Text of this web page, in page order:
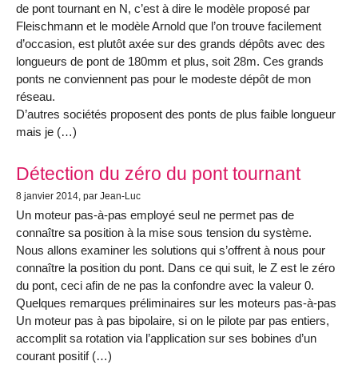
de pont tournant en N, c’est à dire le modèle proposé par
Fleischmann et le modèle Arnold que l’on trouve facilement
d’occasion, est plutôt axée sur des grands dépôts avec des
longueurs de pont de 180mm et plus, soit 28m. Ces grands
ponts ne conviennent pas pour le modeste dépôt de mon
réseau.
D’autres sociétés proposent des ponts de plus faible longueur
mais je (…)
Détection du zéro du pont tournant
8 janvier 2014 , par Jean-Luc
Un moteur pas-à-pas employé seul ne permet pas de
connaître sa position à la mise sous tension du système.
Nous allons examiner les solutions qui s’offrent à nous pour
connaître la position du pont. Dans ce qui suit, le Z est le zéro
du pont, ceci afin de ne pas la confondre avec la valeur 0.
Quelques remarques préliminaires sur les moteurs pas-à-pas
Un moteur pas à pas bipolaire, si on le pilote par pas entiers,
accomplit sa rotation via l’application sur ses bobines d’un
courant positif (…)